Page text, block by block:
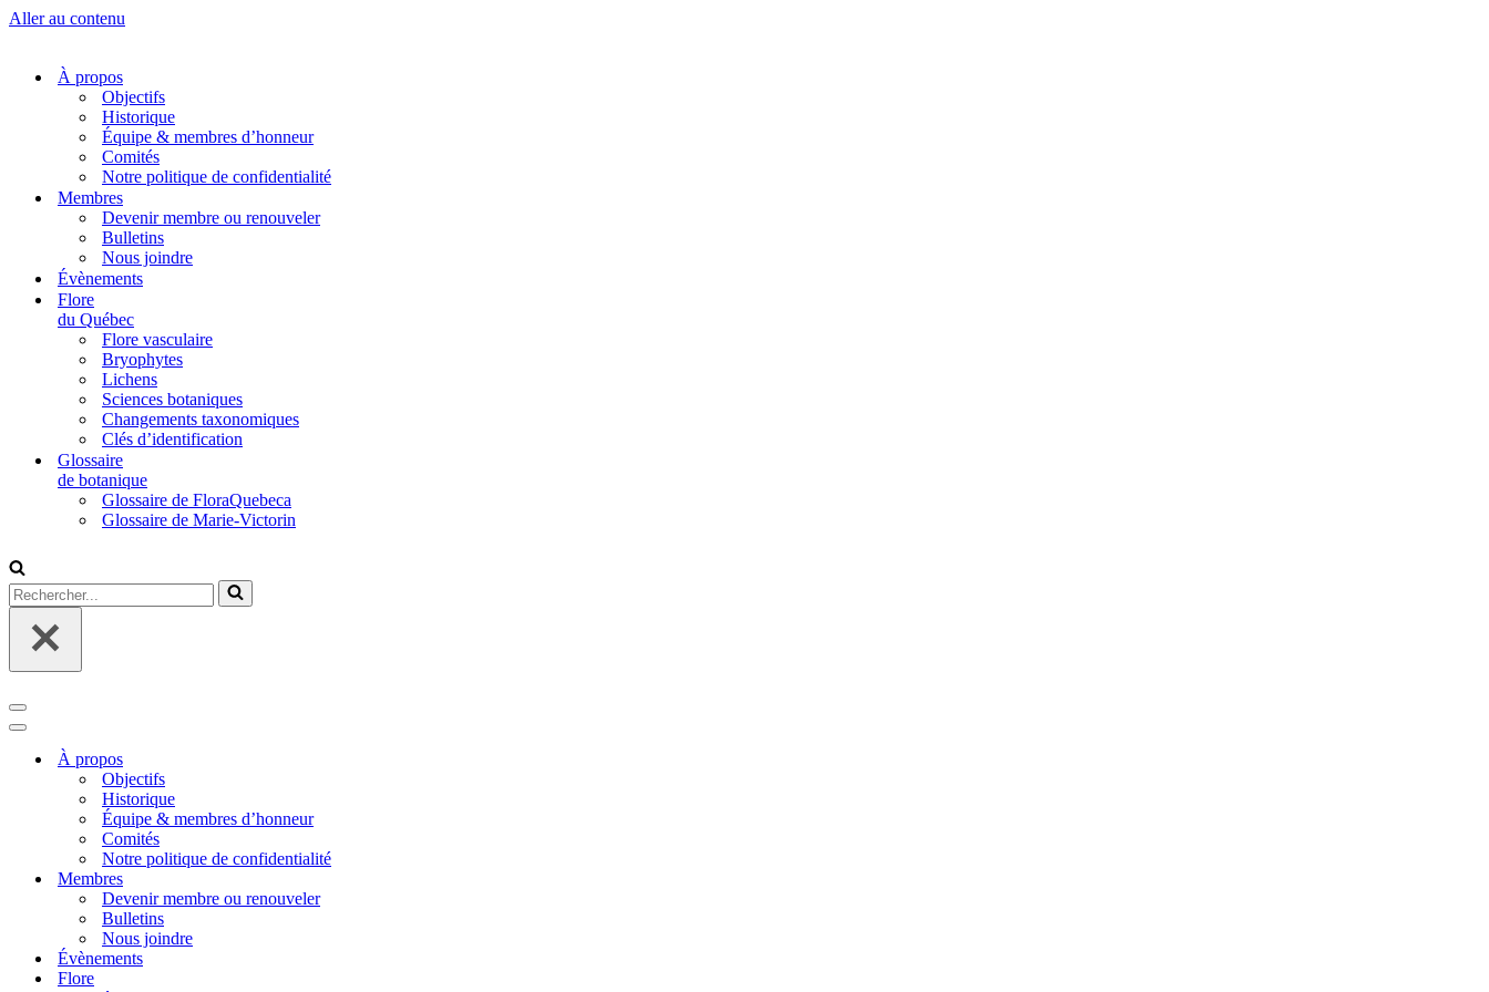
Aller au contenu
À propos
Objectifs
Historique
Équipe & membres d’honneur
Comités
Notre politique de confidentialité
Membres
Devenir membre ou renouveler
Bulletins
Nous joindre
Évènements
Flore
du Québec
Flore vasculaire
Bryophytes
Lichens
Sciences botaniques
Changements taxonomiques
Clés d’identification
Glossaire
de botanique
Glossaire de FloraQuebeca
Glossaire de Marie-Victorin
Rechercher...
Menu
de
navigation
Menu
navigationÀ propos
Objectifs
Historique
Équipe & membres d’honneur
Comités
Notre politique de confidentialité
Membres
Devenir membre ou renouveler
Bulletins
Nous joindre
Évènements
Flore